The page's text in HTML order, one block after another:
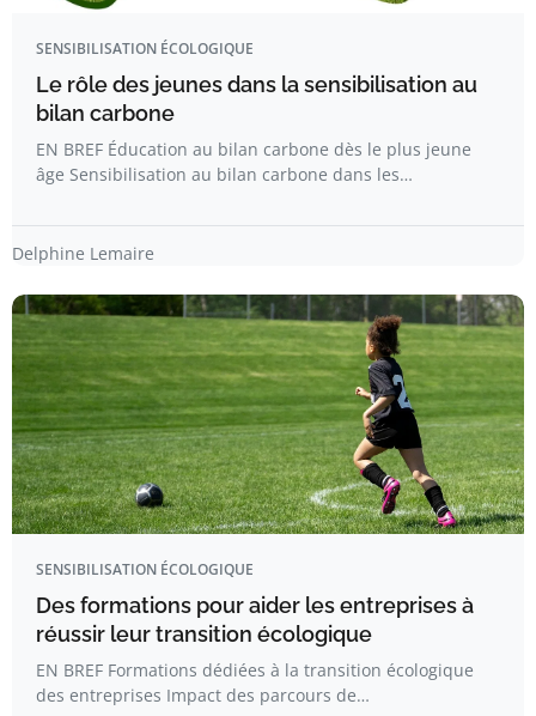
SENSIBILISATION ÉCOLOGIQUE
Le rôle des jeunes dans la sensibilisation au
bilan carbone
EN BREF Éducation au bilan carbone dès le plus jeune
âge Sensibilisation au bilan carbone dans les…
Delphine Lemaire
SENSIBILISATION ÉCOLOGIQUE
Des formations pour aider les entreprises à
réussir leur transition écologique
EN BREF Formations dédiées à la transition écologique
des entreprises Impact des parcours de…